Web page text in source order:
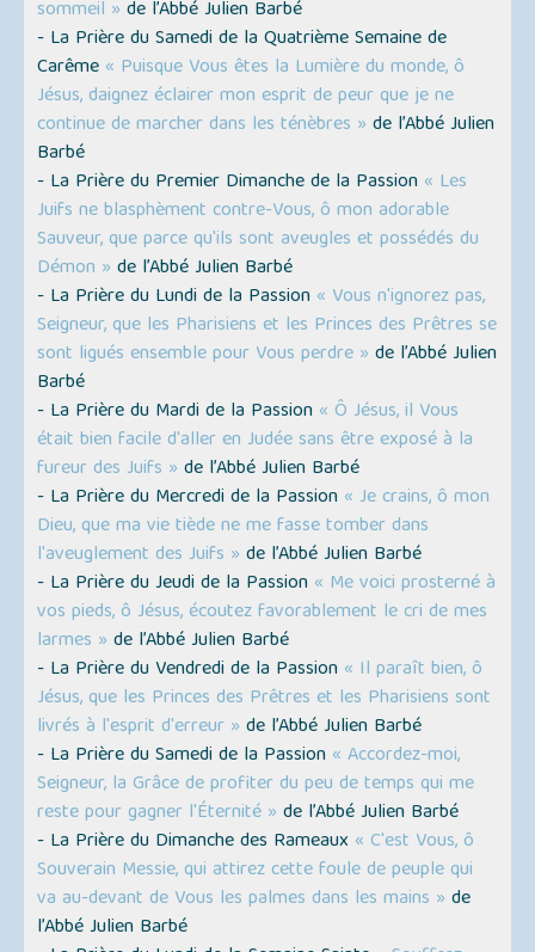
sommeil » de l’Abbé Julien Barbé
- La Prière du Samedi de la Quatrième Semaine de
Carême « Puisque Vous êtes la Lumière du monde, ô
Jésus, daignez éclairer mon esprit de peur que je ne
continue de marcher dans les ténèbres » de l’Abbé Julien
Barbé
- La Prière du Premier Dimanche de la Passion « Les
Juifs ne blasphèment contre-Vous, ô mon adorable
Sauveur, que parce qu'ils sont aveugles et possédés du
Démon » de l’Abbé Julien Barbé
- La Prière du Lundi de la Passion « Vous n'ignorez pas,
Seigneur, que les Pharisiens et les Princes des Prêtres se
sont ligués ensemble pour Vous perdre » de l’Abbé Julien
Barbé
- La Prière du Mardi de la Passion « Ô Jésus, il Vous
était bien facile d'aller en Judée sans être exposé à la
fureur des Juifs » de l’Abbé Julien Barbé
- La Prière du Mercredi de la Passion « Je crains, ô mon
Dieu, que ma vie tiède ne me fasse tomber dans
l'aveuglement des Juifs » de l’Abbé Julien Barbé
- La Prière du Jeudi de la Passion « Me voici prosterné à
vos pieds, ô Jésus, écoutez favorablement le cri de mes
larmes » de l’Abbé Julien Barbé
- La Prière du Vendredi de la Passion « Il paraît bien, ô
Jésus, que les Princes des Prêtres et les Pharisiens sont
livrés à l'esprit d'erreur » de l’Abbé Julien Barbé
- La Prière du Samedi de la Passion « Accordez-moi,
Seigneur, la Grâce de profiter du peu de temps qui me
reste pour gagner l'Éternité » de l’Abbé Julien Barbé
- La Prière du Dimanche des Rameaux « C'est Vous, ô
Souverain Messie, qui attirez cette foule de peuple qui
va au-devant de Vous les palmes dans les mains » de
l’Abbé Julien Barbé